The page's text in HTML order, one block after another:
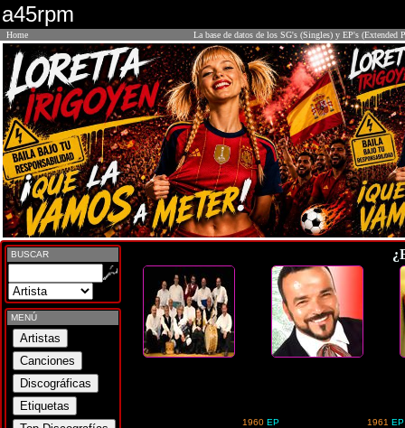
a45rpm
Home La base de datos de los SG's (Singles) y EP's (Extended
BUSCAR
MENÚ
1960 EP 1961 EP